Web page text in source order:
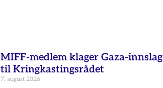
MIFF-medlem klager Gaza-innslag
til Kringkastingsrådet
7. august 2026